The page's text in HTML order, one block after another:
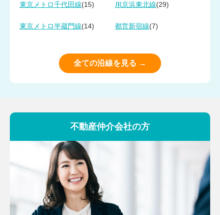
東京メトロ千代田線(15) JR京浜東北線(29)
東京メトロ半蔵門線(14) 都営新宿線(7)
全ての沿線を見る →
不動産仲介会社の方